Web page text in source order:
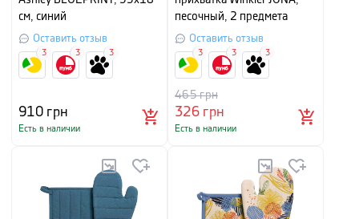
см, синий
Оставить отзыв
910грн
Есть в наличии
3 3 3
песочный, 2 предмета
Оставить отзыв
326грн
465грн
Есть в наличии
3 3 3